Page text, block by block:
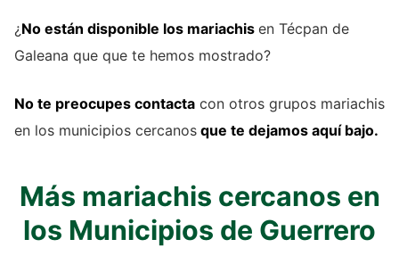
¿No están disponible los mariachis en Técpan de
Galeana que que te hemos mostrado?
No te preocupes contacta con otros grupos mariachis
en los municipios cercanos que te dejamos aquí bajo.
Más mariachis cercanos en
los Municipios de Guerrero